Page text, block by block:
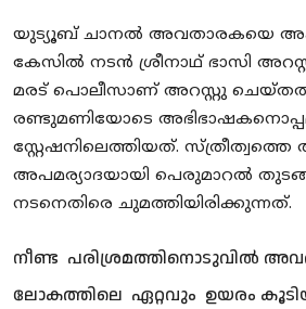
യുട്യൂബ് ചാനൽ അവതാരകയെ
കേസിൽ നടൻ ശ്രീനാഥ് ഭാസി
മരട് പൊലീസാണ് അറസ്റ്റു
രണ്ടുമണിയോടെ
സ്റ്റേഷനിലെത്തിയത്.
അപമര്യാദയായി പെരുമാറൽ
നടനെതിരെ ചുമത്തിയിരിക്കുന്നത്.
നീണ്ട പരിശ്രമത്തിനൊടുവിൽ
ലോകത്തിലെ ഏറ്റവും ഉയരം